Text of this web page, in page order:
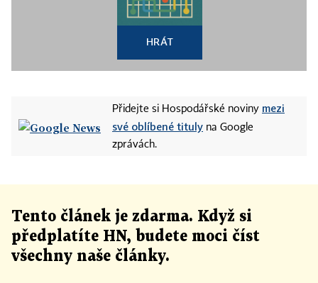
HRÁT
Přidejte si Hospodářské noviny mezi
své oblíbené tituly na Google
zprávách.
Tento článek je zdarma. Když si
předplatíte HN, budete moci číst
všechny naše články.